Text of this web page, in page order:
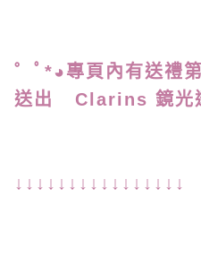
゜ﾟ*◕專頁內有送禮
送出 Clarins 鏡光
↓↓↓↓↓↓↓↓↓↓↓↓↓↓↓↓